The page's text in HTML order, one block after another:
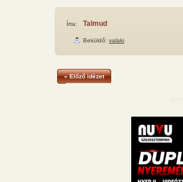
Írta: Talmud
Beküldő: valaki
« Előző idézet